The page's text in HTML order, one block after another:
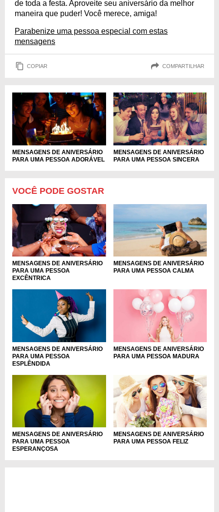
de toda a festa. Aproveite seu aniversário da melhor
maneira que puder! Você merece, amiga!
Parabenize uma pessoa especial com estas
mensagens
COPIAR COMPARTILHAR
MENSAGENS DE ANIVERSÁRIO
PARA UMA PESSOA ADORÁVEL
MENSAGENS DE ANIVERSÁRIO
PARA UMA PESSOA SINCERA
VOCÊ PODE GOSTAR
MENSAGENS DE ANIVERSÁRIO
PARA UMA PESSOA
EXCÊNTRICA
MENSAGENS DE ANIVERSÁRIO
PARA UMA PESSOA CALMA
MENSAGENS DE ANIVERSÁRIO
PARA UMA PESSOA
ESPLÊNDIDA
MENSAGENS DE ANIVERSÁRIO
PARA UMA PESSOA MADURA
MENSAGENS DE ANIVERSÁRIO
PARA UMA PESSOA
ESPERANÇOSA
MENSAGENS DE ANIVERSÁRIO
PARA UMA PESSOA FELIZ